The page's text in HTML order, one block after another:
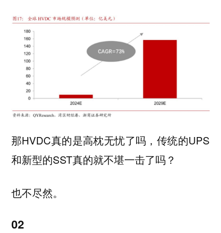
那HVDC真的是高枕无忧了吗，传统的UPS
和新型的SST真的就不堪一击了吗？
也不尽然。
02